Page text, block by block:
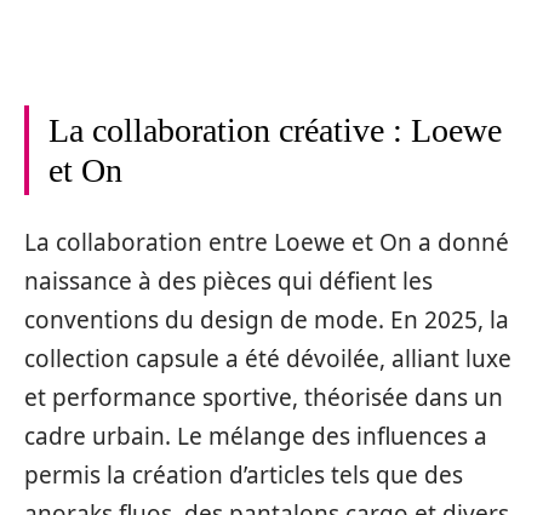
La collaboration créative : Loewe
et On
La collaboration entre Loewe et On a donné
naissance à des pièces qui défient les
conventions du design de mode. En 2025, la
collection capsule a été dévoilée, alliant luxe
et performance sportive, théorisée dans un
cadre urbain. Le mélange des influences a
permis la création d’articles tels que des